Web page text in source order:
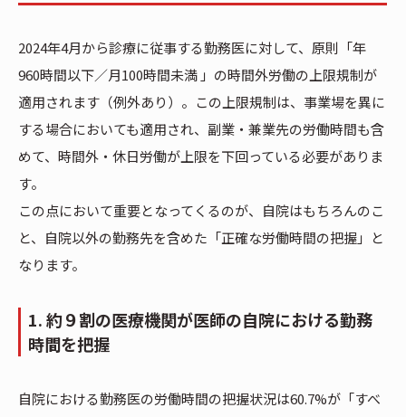
2024年4月から診療に従事する勤務医に対して、原則「年
960時間以下／月100時間未満 」の時間外労働の上限規制が
適用されます（例外あり）。この上限規制は、事業場を異に
する場合においても適用され、副業・兼業先の労働時間も含
めて、時間外・休日労働が上限を下回っている必要がありま
す。
この点において重要となってくるのが、自院はもちろんのこ
と、自院以外の勤務先を含めた「正確な労働時間の把握」と
なります。
1. 約９割の医療機関が医師の自院における勤務
時間を把握
自院における勤務医の労働時間の把握状況は60.7%が「すべ